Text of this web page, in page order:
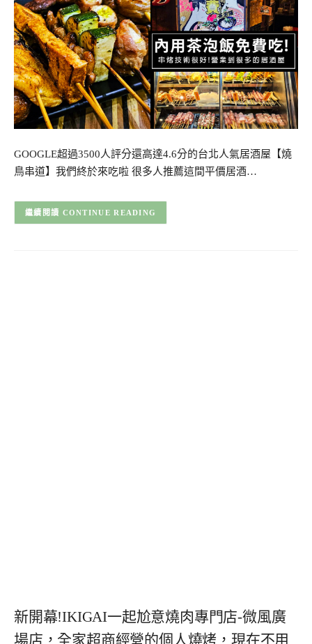
GOOGLE超過3500人評分還高達4.6分的台北人氣居酒屋【燒
鳥串道】我們終於來吃啦 很多人推薦這間平價居酒…
CONTINUE READING
新開幕!IKIGAI一起尬意燒肉專門店-微風廣
場店，全家超商經營的個人燒烤，現在不用